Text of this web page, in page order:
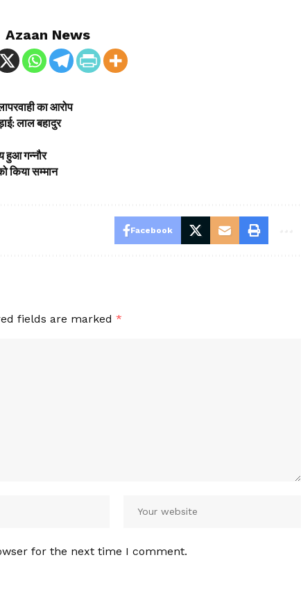
Azaan News
का आरोप
लाल बहादुर
हुआ गन्नौर
किया सम्मान
Facebook
fields are marked *
for the next time I comment.